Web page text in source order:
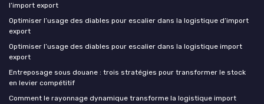
l’import export
Optimiser l’usage des diables pour escalier dans la logistique d’import
export
Optimiser l’usage des diables pour escalier dans la logistique import
export
Entreposage sous douane : trois stratégies pour transformer le stock
en levier compétitif
Comment le rayonnage dynamique transforme la logistique import